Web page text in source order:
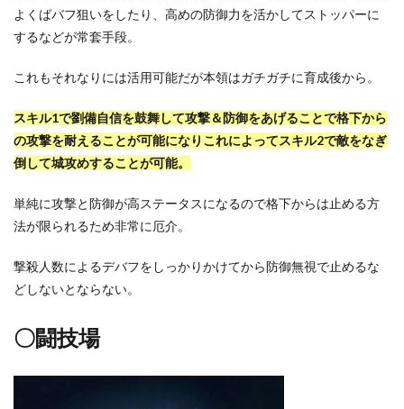
よくばバフ狙いをしたり、高めの防御力を活かしてストッパーに
するなどが常套手段。
これもそれなりには活用可能だが本領はガチガチに育成後から。
スキル1で劉備自信を鼓舞して攻撃＆防御をあげることで格下から
の攻撃を耐えることが可能になりこれによってスキル2で敵をなぎ
倒して城攻めすることが可能。
単純に攻撃と防御が高ステータスになるので格下からは止める方
法が限られるため非常に厄介。
撃殺人数によるデバフをしっかりかけてから防御無視で止めるな
どしないとならない。
〇闘技場